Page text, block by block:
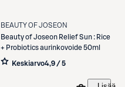
BEAUTY OF JOSEON
Beauty of Joseon Relief Sun : Rice
+ Probiotics aurinkovoide 50ml
Keskiarvo4,9 / 5